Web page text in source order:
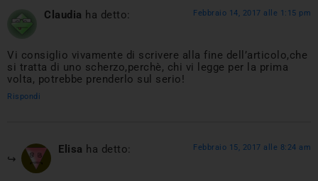
Claudia ha detto: Febbraio 14, 2017 alle 1:15 pm
Vi consiglio vivamente di scrivere alla fine dell’articolo,che
si tratta di uno scherzo,perchè, chi vi legge per la prima
volta, potrebbe prenderlo sul serio!
Rispondi
Elisa ha detto: Febbraio 15, 2017 alle 8:24 am